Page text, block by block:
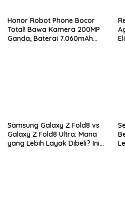
Honor Robot Phone Bocor
Total! Bawa Kamera 200MP
Ganda, Baterai 7.060mAh
Samsung Galaxy Z Fold8 vs
Galaxy Z Fold8 Ultra: Mana
yang Lebih Layak Dibeli? Ini